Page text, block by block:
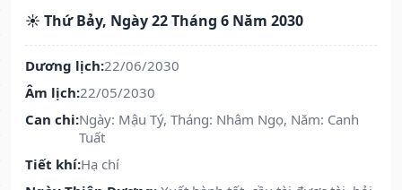
☀️ Thứ Bảy, Ngày 22 Tháng 6 Năm 2030
Dương lịch:22/06/2030
Âm lịch:22/05/2030
Can chi:Ngày: Mậu Tý, Tháng: Nhâm Ngọ, Năm: Canh
Tuất
Tiết khí:Hạ chí